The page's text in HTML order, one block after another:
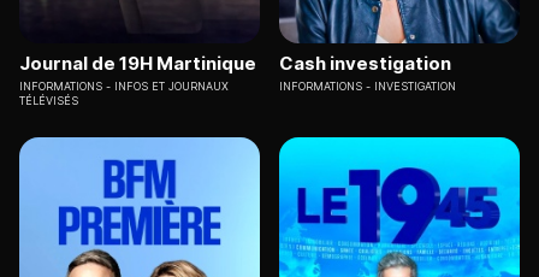
Journal de 19H Martinique
INFORMATIONS
INFOS ET JOURNAUX
TÉLÉVISÉS
Cash investigation
INFORMATIONS INVESTIGATION